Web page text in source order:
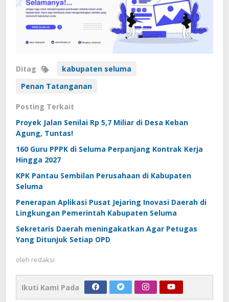
Ditag
kabupaten seluma
Penan Tatanganan
Posting Terkait
Proyek Jalan Senilai Rp 5,7 Miliar di Desa Keban
Agung, Tuntas!
160 Guru PPPK di Seluma Perpanjang Kontrak Kerja
Hingga 2027
KPK Pantau Sembilan Perusahaan di Kabupaten
Seluma
Penerapan Aplikasi Pusat Jejaring Inovasi Daerah di
Lingkungan Pemerintah Kabupaten Seluma
Sekretaris Daerah meningakatkan Agar Petugas
Yang Ditunjuk Setiap OPD
oleh redaksi
Ikuti Kami Pada